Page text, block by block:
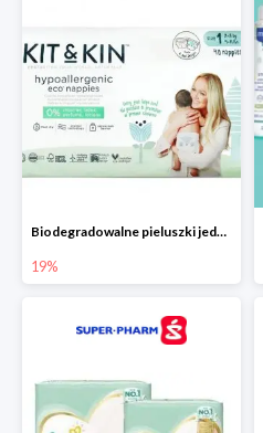
Biodegradowalne pieluszki jednorazowe -19%
19%